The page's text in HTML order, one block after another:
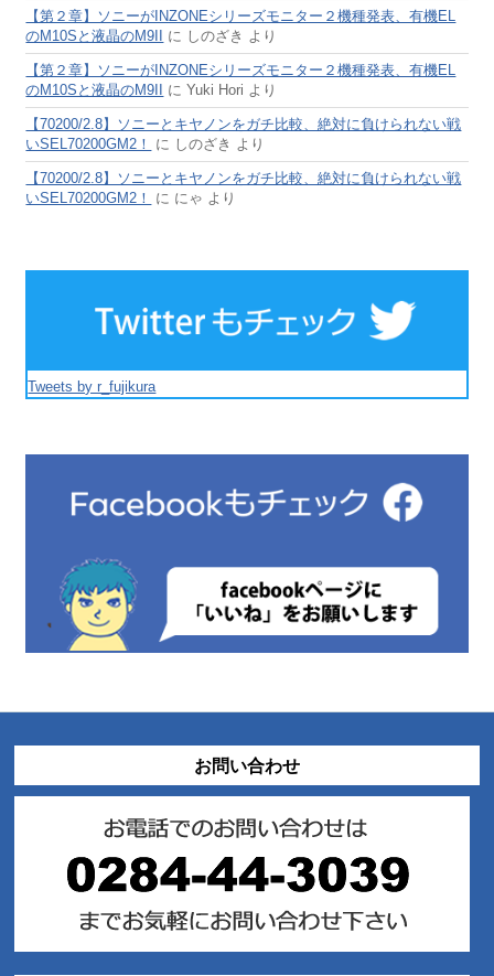
【第２章】ソニーがINZONEシリーズモニター２機種発表、有機EL
のM10Sと液晶のM9II
に しのざき より
【第２章】ソニーがINZONEシリーズモニター２機種発表、有機EL
のM10Sと液晶のM9II
にYuki Hori より
【70200/2.8】ソニーとキヤノンをガチ比較、絶対に負けられない戦
いSEL70200GM2！
に しのざき より
【70200/2.8】ソニーとキヤノンをガチ比較、絶対に負けられない戦
いSEL70200GM2！
に にゃ より
Tweets by r_fujikura
お問い合わせ